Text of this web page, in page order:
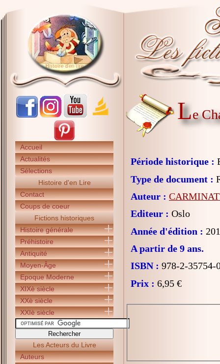
Accueil
Actualités
Sélections
Histoire d'en Lire
Contact
Coups de coeur
Fictions historiques
Histoire générale
Préhistoire
Antiquité
Moyen-Âge
Epoque Moderne
XIXè siècle
XXè siècle
XXIè siècle
Les Acteurs du Livre
Auteurs
Le
Période historique :
Type de document :
Auteur :
Editeur : Oslo
Année d'édition :
A partir de 9 ans.
ISBN : 978-2-35754-
Prix : 6,95 €